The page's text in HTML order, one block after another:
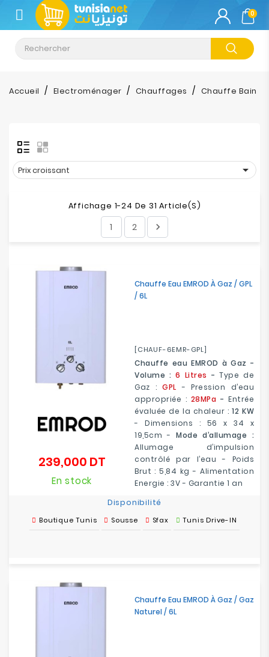
CATÉGORIE
Climatisation
Informatique
Tablette
Impression
Electroménager
Loisirs
0
Accueil Electroménager Chauffages Chauffe Bain
Prix croissant 
Affichage 1-24 De 31 Article(s)
1 2 
Chauffe Eau EMROD À Gaz / GPL
/ 6L
[CHAUF-6EMR-GPL]
Chauffe eau EMROD à Gaz -
Volume :6 Litres -Type de
Gaz : GPL - Pression d’eau
appropriée : 28MPa - Entrée
évaluée de la chaleur :12 KW
- Dimensions : 56 x 34 x
19,5cm - Mode d’allumage :
Allumage d’impulsion
contrôlé par l’eau - Poids
Brut : 5,84 kg - Alimentation
Energie : 3V - Garantie 1 an
239,000 DTPrix
En stock
Disponibilité
Boutique Tunis Sousse Sfax Tunis Drive-IN
Chauffe Eau EMROD À Gaz / Gaz
Naturel / 6L